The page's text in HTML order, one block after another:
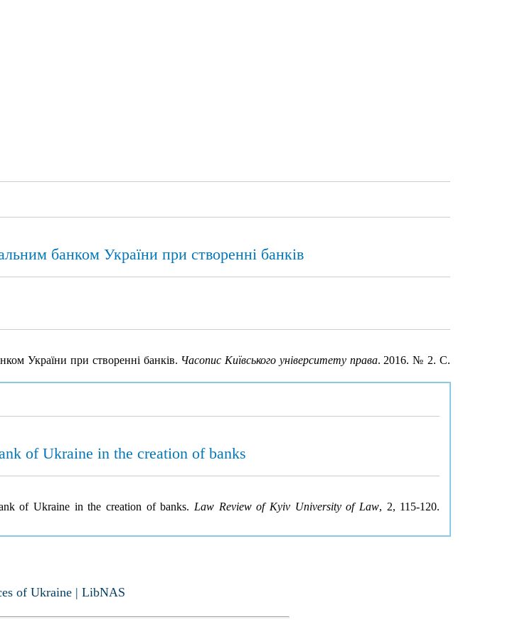
банком України при створенні банків
України при створенні банків. Часопис Київського університету права. 2016. № 2. С.
of Ukraine in the creation of banks
of Ukraine in the creation of banks. Law Review of Kyiv University of Law, 2, 115-120.
of Ukraine | LibNAS